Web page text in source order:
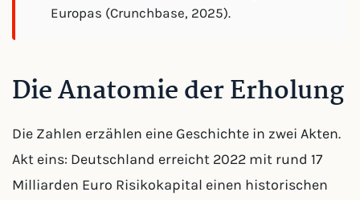
Europas (Crunchbase, 2025).
Die Anatomie der Erholung
Die Zahlen erzählen eine Geschichte in zwei Akten.
Akt eins: Deutschland erreicht 2022 mit rund 17
Milliarden Euro Risikokapital einen historischen